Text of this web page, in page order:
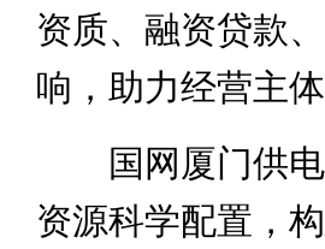
资质、融资贷款
响，助力经营主
国网厦门供电
资源科学配置，